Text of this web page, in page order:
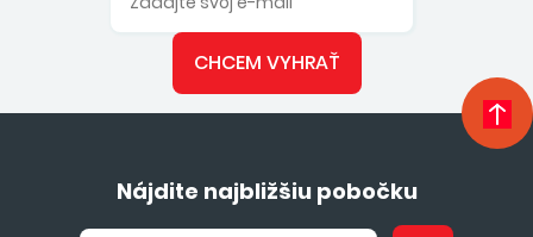
CHCEM VYHRAŤ
Nájdite najbližšiu pobočku